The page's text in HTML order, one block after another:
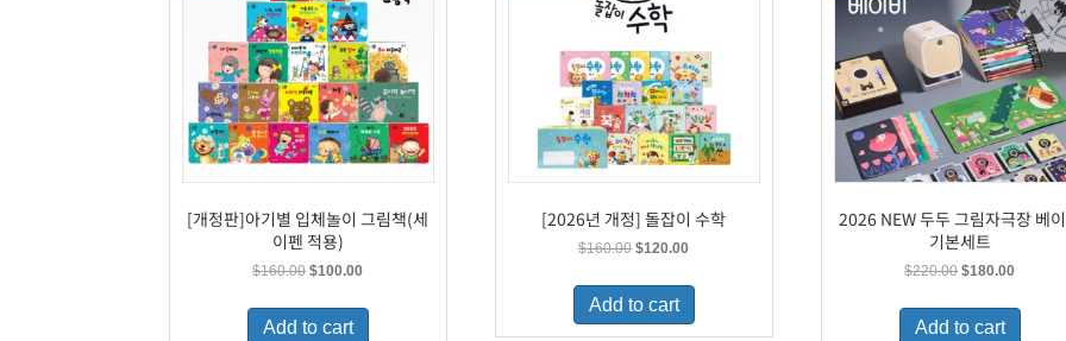
[개정판]아기별 입체놀이 그림책(세
이펜 적용)
$160.00Original
was:
$160.00.
$100.00Current
is:
Add to cart
[2026년 개정] 돌잡이 수학
$160.00Original
was:
$160.00.
$120.00Current
is:
Add to cart
2026 NEW 두두 그림자극장 베
기본세트
$220.00Original
was:
$220.00.
$180.00Current
is:
Add to cart